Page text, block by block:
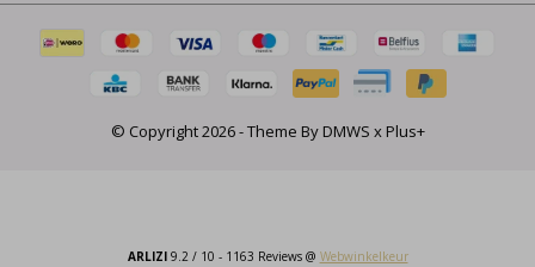
© Copyright2026- Theme ByDMWS xPlus+
ARLIZI9.2/ 10 - 1163 Reviews @ Webwinkelkeur